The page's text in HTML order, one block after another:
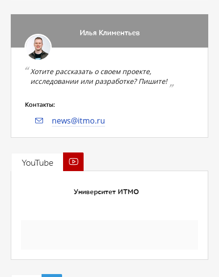
Илья Климентьев
Хотите рассказать о своем проекте,
исследовании или разработке? Пишите!
Контакты:
news@itmo.ru
YouTube
Университет ИТМО